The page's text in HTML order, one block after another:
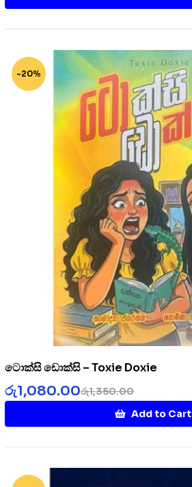
-20%
ටොක්සි ඩොක්සි – Toxie Doxie
රු1,350.00
රු1,080.00
Add to Cart